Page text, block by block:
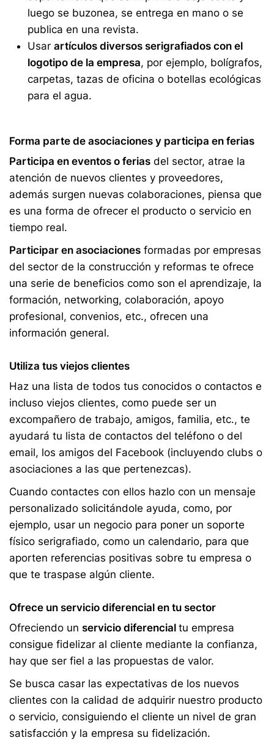
luego se buzonea, se entrega en mano o se
publica en una revista.
Usar artículos diversos serigrafiados con el
logotipo de la empresa, por ejemplo, bolígrafos,
carpetas, tazas de oficina o botellas ecológicas
para el agua.
Forma parte de asociaciones y participa en ferias
Participa en eventos o ferias del sector, atrae la
atención de nuevos clientes y proveedores,
además surgen nuevas colaboraciones, piensa que
es una forma de ofrecer el producto o servicio en
tiempo real.
Participar en asociaciones formadas por empresas
del sector de la construcción y reformas te ofrece
una serie de beneficios como son el aprendizaje, la
formación, networking, colaboración, apoyo
profesional, convenios, etc., ofrecen una
información general.
Utiliza tus viejos clientes
Haz una lista de todos tus conocidos o contactos e
incluso viejos clientes, como puede ser un
excompañero de trabajo, amigos, familia, etc., te
ayudará tu lista de contactos del teléfono o del
email, los amigos del Facebook (incluyendo clubs o
asociaciones a las que pertenezcas).
Cuando contactes con ellos hazlo con un mensaje
personalizado solicitándole ayuda, como, por
ejemplo, usar un negocio para poner un soporte
físico serigrafiado, como un calendario, para que
aporten referencias positivas sobre tu empresa o
que te traspase algún cliente.
Ofrece un servicio diferencial en tu sector
Ofreciendo un servicio diferencial tu empresa
consigue fidelizar al cliente mediante la confianza,
hay que ser fiel a las propuestas de valor.
Se busca casar las expectativas de los nuevos
clientes con la calidad de adquirir nuestro producto
o servicio, consiguiendo el cliente un nivel de gran
satisfacción y la empresa su fidelización.